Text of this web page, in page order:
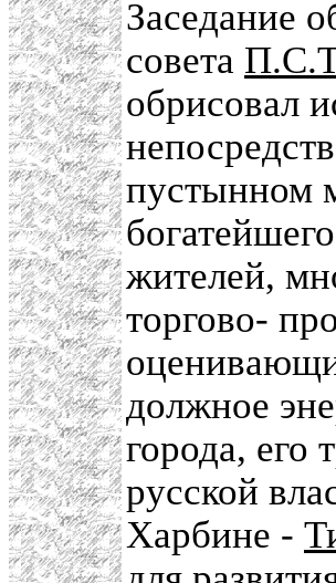
Заседание
совета
обрисовал
пустынном
жителей,
торгово-
должное
города, его
русской
Харбине -